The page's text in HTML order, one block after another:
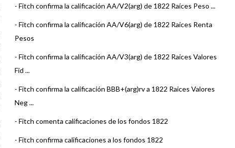
- Fitch confirma la calificación AA/V2(arg) de 1822 Raíces Peso ...
- Fitch confirma la calificación AA/V6(arg) de 1822 Raices Renta
Pesos
- Fitch confirma la calificación AA/V3(arg) de 1822 Raices Valores
Fid ...
- Fitch confirma la calificación BBB+(arg)rv a 1822 Raices Valores
Neg ...
- Fitch comenta calificaciones de los fondos 1822
- Fitch confirma calificaciones a los fondos 1822